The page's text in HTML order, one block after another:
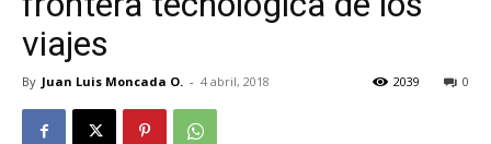
viajes
By Juan Luis Moncada O. - 4 abril, 2018 0
2039